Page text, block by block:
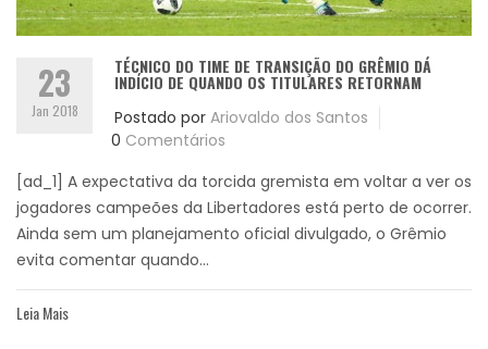
23
Jan 2018
TÉCNICO DO TIME DE TRANSIÇÃO DO GRÊMIO DÁ
INDÍCIO DE QUANDO OS TITULARES RETORNAM
Postado por Ariovaldo dos Santos
0 Comentários
[ad_1] A expectativa da torcida gremista em voltar a ver os
jogadores campeões da Libertadores está perto de ocorrer.
Ainda sem um planejamento oficial divulgado, o Grêmio
evita comentar quando...
Leia Mais